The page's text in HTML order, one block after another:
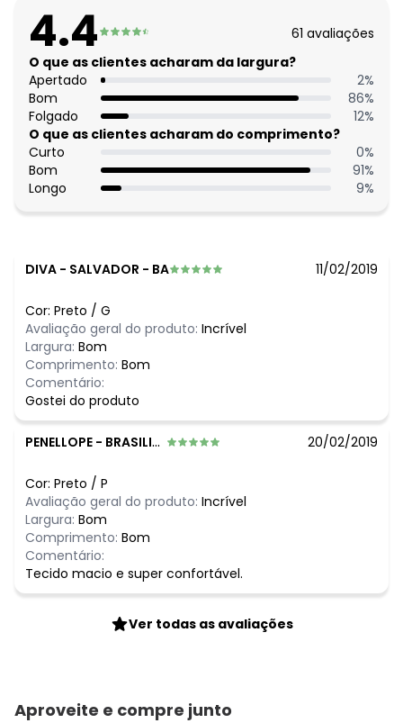
Composição: 94% poliéster 6% elastano
Histórico de preços
O preço apresentado abaixo é o menor oferecido em
algum dia do mês, para o menor tamanho disponível.
agosto/2026
N/D*
julho/2026
junho/2026 N/D*
maio/2026 N/D*
abril/2026 N/D*
março/2026 N/D*
4.4 61 avaliações
O que as clientes acharam da largura?
Apertado
2%
Bom
86%
Folgado
12%
O que as clientes acharam do comprimento?
Curto
0%
Bom
91%
Longo
9%
DIVA - SALVADOR - BA 11/02/2019
Cor: Preto / G
Avaliação geral do produto: Incrível
Largura: Bom
Comprimento: Bom
Comentário:
Gostei do produto
PENELLOPE - BRASILIA - DF 20/02/2019
Cor: Preto / P
Avaliação geral do produto: Incrível
Largura: Bom
Comprimento: Bom
Comentário:
Tecido macio e super confortável.
Ver todas as avaliações
Aproveite e compre junto